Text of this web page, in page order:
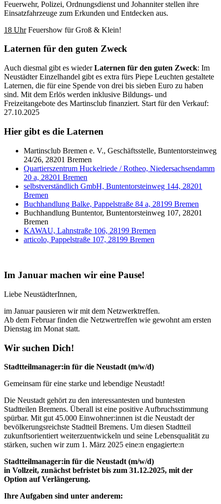
Feuerwehr, Polizei, Ordnungsdienst und Johanniter stellen ihre
Einsatzfahrzeuge zum Erkunden und Entdecken aus.
18 UhrFeuershow für Groß & Klein!
Laternen für den guten Zweck
Auch diesmal gibt es wiederLaternen für den guten Zweck: Im
Neustädter Einzelhandel gibt es extra fürs Piepe Leuchten gestaltete
Laternen, die für eine Spende von drei bis sieben Euro zu haben
sind. Mit dem Erlös werden inklusive Bildungs- und
Freizeitangebote des Martinsclub finanziert. Start für den Verkauf:
27.10.2025
Hier gibt es die Laternen
Martinsclub Bremen e. V., Geschäftsstelle, Buntentorsteinweg
24/26, 28201 Bremen
Quartierszentrum Huckelriede / Rotheo, Niedersachsendamm
20 a, 28201 Bremen
selbstverständlich GmbH, Buntentorsteinweg 144, 28201
Bremen
Buchhandlung Balke, Pappelstraße 84 a, 28199 Bremen
Buchhandlung Buntentor, Buntentorsteinweg 107, 28201
Bremen
KAWAU, Lahnstraße 106, 28199 Bremen
articolo, Pappelstraße 107, 28199 Bremen
Im Januar machen wir eine Pause!
Liebe NeustädterInnen,
im Januar pausieren wir mit dem Netzwerktreffen.
Ab dem Februar finden die Netzwertreffen wie gewohnt am ersten
Dienstag im Monat statt.
Wir suchen Dich!
Stadtteilmanager:in für die Neustadt (m/w/d)
Gemeinsam für eine starke und lebendige Neustadt!
Die Neustadt gehört zu den interessantesten und buntesten
Stadtteilen Bremens. Überall ist eine positive Aufbruchsstimmung
spürbar. Mit gut 45.000 Einwohner:innen ist die Neustadt der
bevölkerungsreichste Stadtteil Bremens. Um diesen Stadtteil
zukunftsorientiert weiterzuentwickeln und seine Lebensqualität zu
stärken, suchen wir zum 1. März 2025 eine:n engagierte:n
Stadtteilmanager:in für die Neustadt (m/w/d)
in Vollzeit, zunächst befristet bis zum 31.12.2025, mit der
Option auf Verlängerung.
Ihre Aufgaben sind unter anderem: